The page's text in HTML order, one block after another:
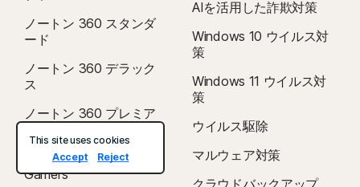
ノートン 360 スタンダ
ード
ノートン 360 デラック
ス
ノートン 360 プレミア
ノートン 360 for
Gamers
AIを活用した詐欺対策
Windows 10 ウイルス対
策
Windows 11 ウイルス対
策
ウイルス駆除
マルウェア対策
クラウドバックアップ
This site uses cookies
Accept
Reject